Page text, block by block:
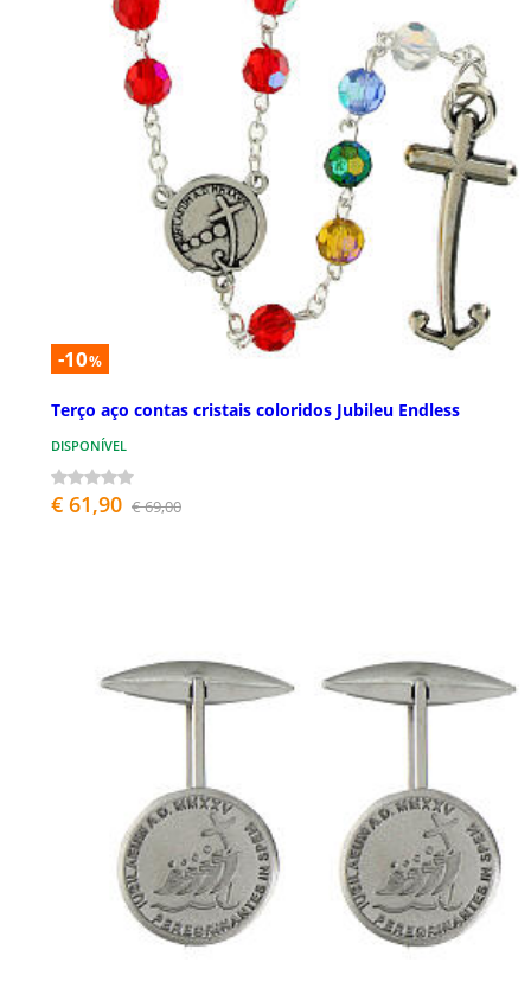
-10%
Terço aço contas cristais coloridos Jubileu Endless
DISPONÍVEL
€ 61,90 € 69,00